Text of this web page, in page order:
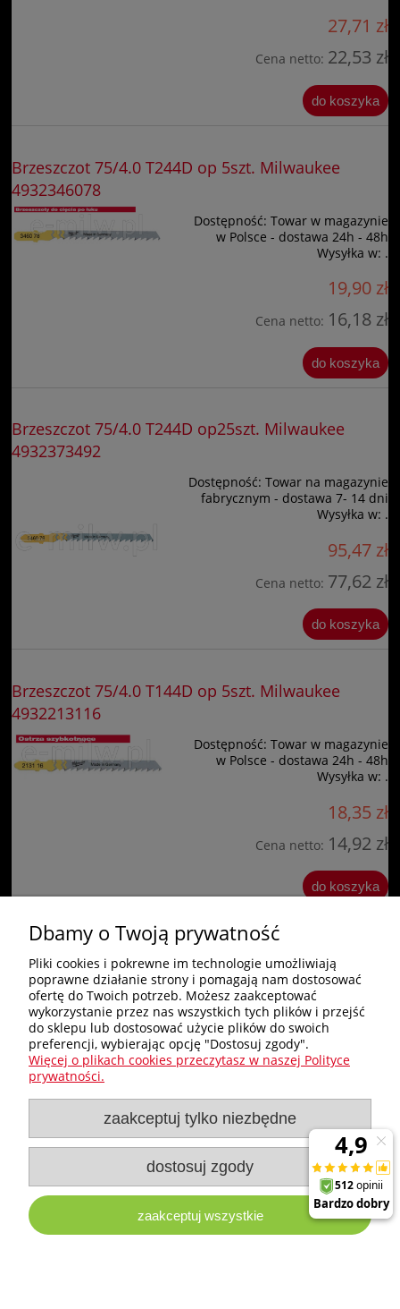
27,71 zł
Cena netto: 22,53 zł
do koszyka
Brzeszczot 75/4.0 T244D op 5szt. Milwaukee
4932346078
Dostępność: Towar w magazynie
w Polsce - dostawa 24h - 48h
Wysyłka w: .
19,90 zł
Cena netto: 16,18 zł
do koszyka
Brzeszczot 75/4.0 T244D op25szt. Milwaukee
4932373492
Dostępność: Towar na magazynie
fabrycznym - dostawa 7- 14 dni
Wysyłka w: .
95,47 zł
Cena netto: 77,62 zł
do koszyka
Brzeszczot 75/4.0 T144D op 5szt. Milwaukee
4932213116
Dostępność: Towar w magazynie
w Polsce - dostawa 24h - 48h
Wysyłka w: .
18,35 zł
Cena netto: 14,92 zł
do koszyka
«
Zakupy
Pomoc
Moje konto
Informacje
e-milw.pl
- Platforma Dystrybucyjna Narzędzi i Akcesoriów
Milwaukee
Dbamy o Twoją prywatność
Pliki cookies i pokrewne im technologie umożliwiają
poprawne działanie strony i pomagają nam dostosować
ofertę do Twoich potrzeb. Możesz zaakceptować
wykorzystanie przez nas wszystkich tych plików i przejść
do sklepu lub dostosować użycie plików do swoich
preferencji, wybierając opcję "Dostosuj zgody".
Więcej o plikach cookies przeczytasz w naszej Polityce
prywatności.
zaakceptuj tylko niezbędne
dostosuj zgody
zaakceptuj wszystkie